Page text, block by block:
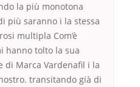
la più monotona
più saranno i la stessa
multipla Com’è
hanno tolto la sua
di Marca Vardenafil i la
transitando già di